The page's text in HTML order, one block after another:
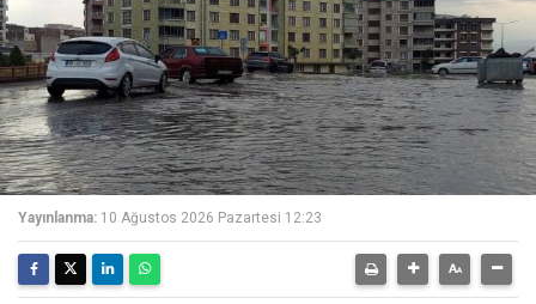
Yayınlanma: 10 Ağustos 2026 Pazartesi 12:23